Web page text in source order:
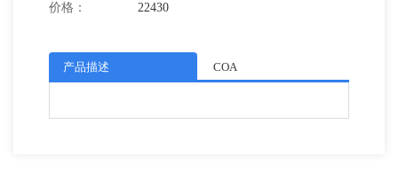
价格： 22430
产品描述 COA